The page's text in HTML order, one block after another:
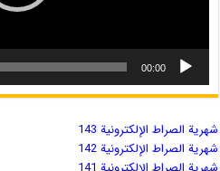
00:00
شهریة الصراط الإلكترونية 143
شهریة الصراط الإلكترونية 142